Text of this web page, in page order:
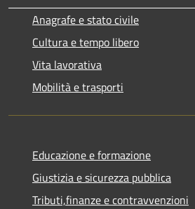
Anagrafe e stato civile
Cultura e tempo libero
Vita lavorativa
Mobilità e trasporti
Educazione e formazione
Giustizia e sicurezza pubblica
Tributi,finanze e contravvenzioni